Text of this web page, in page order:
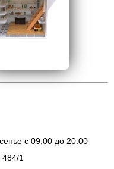
с 09:00 до 20:00
484/1